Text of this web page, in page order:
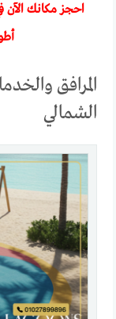
احجز مكانك الآن
المرافق
الشمالي